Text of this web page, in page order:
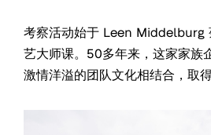
考察活动始于 Leen Middelburg
艺大师课。50多年来，这家家族
激情洋溢的团队文化相结合，取